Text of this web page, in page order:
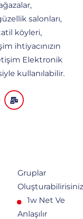
salonları,
köyleri,
ihtiyacınızın
Elektronik
kullanılabilir.
Gruplar
1w Net Ve
Anlaşılır